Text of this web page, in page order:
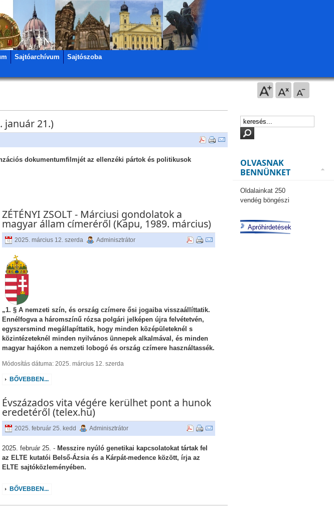
Sajtóarchívum
Sajtószoba
január 21.)
dokumentumfilmjét az ellenzéki pártok és politikusok
ZÉTÉNYI ZSOLT - Márciusi gondolatok a
magyar állam címeréről (Kapu, 1989. március)
2025. március 12. szerda Adminisztrátor
„1. § A nemzeti szín, és ország czímere ősi jogaiba visszaállíttatik.
Ennélfogva a háromszínű rózsa polgári jelképen újra felvétetvén,
egyszersmind megállapíttatik, hogy minden középületeknél s
közintézeteknél minden nyilvános ünnepek alkalmával, és minden
magyar hajókon a nemzeti lobogó és ország czímere használtassék.
Módosítás dátuma: 2025. március 12. szerda
BŐVEBBEN...
Évszázados vita végére kerülhet pont a hunok
eredetéről (telex.hu)
2025. február 25. kedd Adminisztrátor
2025. február 25. - Messzire nyúló genetikai kapcsolatokat tártak fel
az ELTE kutatói Belső-Ázsia és a Kárpát-medence között, írja az
ELTE sajtóközleményében.
BŐVEBBEN...
OLVASNAK
BENNÜNKET
Oldalainkat 250
vendég böngészi
Apróhirdetések